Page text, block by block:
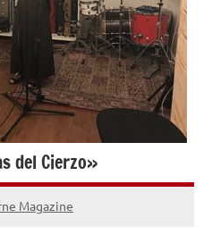
del Cierzo»
Magazine